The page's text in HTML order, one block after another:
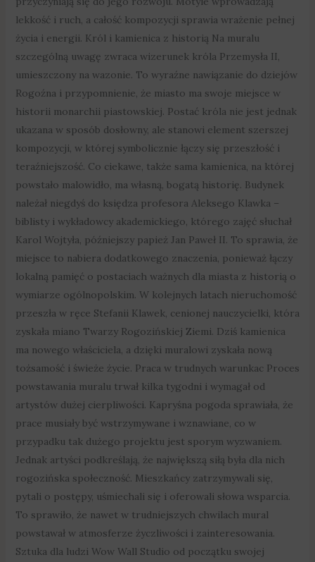
lekkość i ruch, a całość kompozycji sprawia wrażenie pełnej
życia i energii. Król i kamienica z historią Na muralu
szczególną uwagę zwraca wizerunek króla Przemysła II,
umieszczony na wazonie. To wyraźne nawiązanie do dziejów
Rogoźna i przypomnienie, że miasto ma swoje miejsce w
historii monarchii piastowskiej. Postać króla nie jest jednak
ukazana w sposób dosłowny, ale stanowi element szerszej
kompozycji, w której symbolicznie łączy się przeszłość i
teraźniejszość. Co ciekawe, także sama kamienica, na której
powstało malowidło, ma własną, bogatą historię. Budynek
należał niegdyś do księdza profesora Aleksego Klawka –
biblisty i wykładowcy akademickiego, którego zajęć słuchał
Karol Wojtyła, późniejszy papież Jan Paweł II. To sprawia, że
miejsce to nabiera dodatkowego znaczenia, ponieważ łączy
lokalną pamięć o postaciach ważnych dla miasta z historią o
wymiarze ogólnopolskim. W kolejnych latach nieruchomość
przeszła w ręce Stefanii Klawek, cenionej nauczycielki, która
zyskała miano Twarzy Rogozińskiej Ziemi. Dziś kamienica
ma nowego właściciela, a dzięki muralowi zyskała nową
tożsamość i świeże życie. Praca w trudnych warunkac Proces
powstawania muralu trwał kilka tygodni i wymagał od
artystów dużej cierpliwości. Kapryśna pogoda sprawiała, że
prace musiały być wstrzymywane i wznawiane, co w
przypadku tak dużego projektu jest sporym wyzwaniem.
Jednak artyści podkreślają, że największą siłą była dla nich
rogozińska społeczność. Mieszkańcy zatrzymywali się,
pytali o postępy, uśmiechali się i oferowali słowa wsparcia.
To sprawiło, że nawet w trudniejszych chwilach mural
powstawał w atmosferze życzliwości i zainteresowania.
Sztuka dla ludzi Wow Wall Studio od początku swojej